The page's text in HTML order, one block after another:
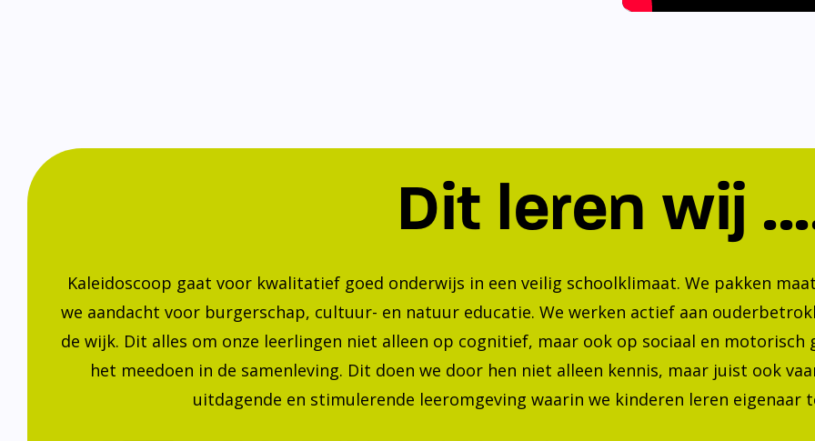
Dit leren wij
Kaleidoscoop gaat voor kwalitatief goed onderwijs in een veilig schoolklimaat. We pakken
we aandacht voor burgerschap, cultuur- en natuur educatie. We werken actief aan
de wijk. Dit alles om onze leerlingen niet alleen op cognitief, maar ook op sociaal en
het meedoen in de samenleving. Dit doen we door hen niet alleen kennis, maar juist ook
uitdagende en stimulerende leeromgeving waarin we kinderen leren eigenaar